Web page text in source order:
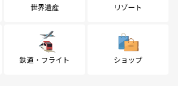
世界遺産 リゾート
鉄道・フライト ショップ